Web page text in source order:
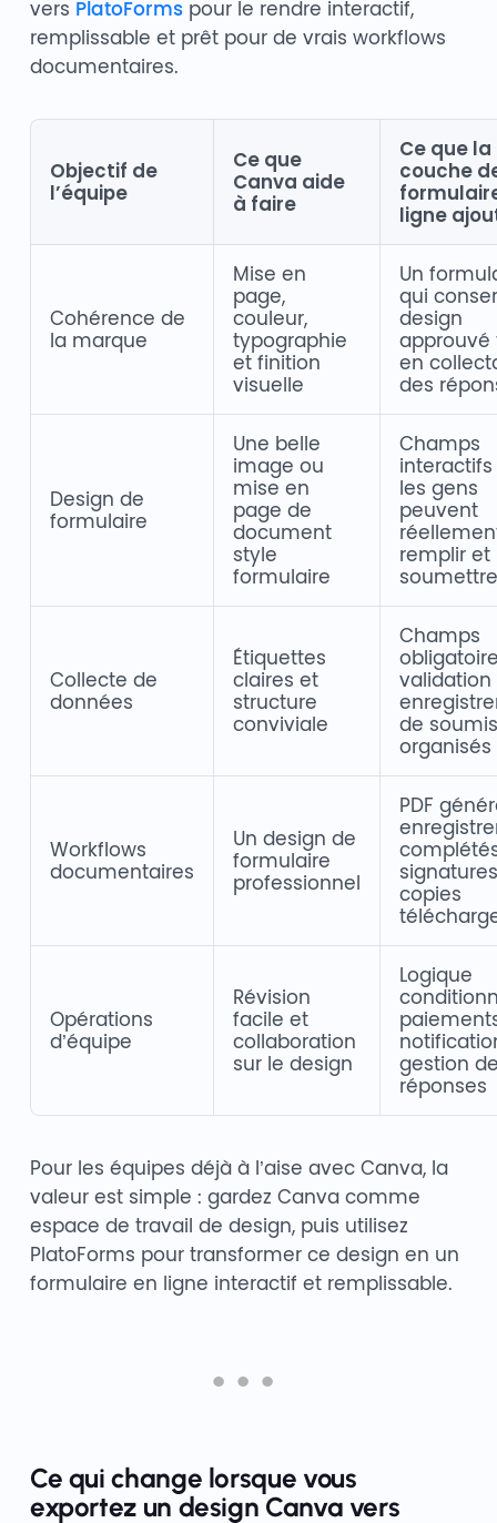
vers PlatoFormspour le rendre interactif,
remplissable et prêt pour de vrais workflows
documentaires.
Objectif de
l’équipe
Ce que
Canva aide
à faire
Ce que la
couche
ligne
Cohérence de
la marque
Mise en
page,
couleur,
typographie
et finition
visuelle
Un
qui
design
approuvé
en
des
Design de
formulaire
Une belle
image ou
mise en
page de
document
style
formulaire
Champs
les gens
peuvent
remplir et
soumettre
Collecte de
données
Étiquettes
claires et
structure
conviviale
Champs
validation
de
organisés
Workflows
documentaires
Un design de
formulaire
professionnel
PDF
copies
Opérations
d’équipe
Révision
facile et
collaboration
sur le design
Logique
gestion
réponses
Pour les équipes déjà à l’aise avec Canva, la
valeur est simple : gardez Canva comme
espace de travail de design, puis utilisez
PlatoForms pour transformer ce design en un
formulaire en ligne interactif et remplissable.
Ce qui change lorsque vous
exportez un design Canva vers